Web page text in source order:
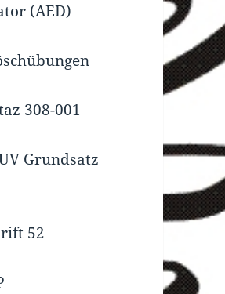
(AED)
308-001
Grundsatz
52